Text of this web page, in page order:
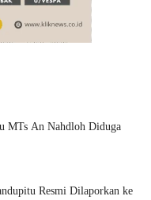
MTs An Nahdloh Diduga
Resmi Dilaporkan ke